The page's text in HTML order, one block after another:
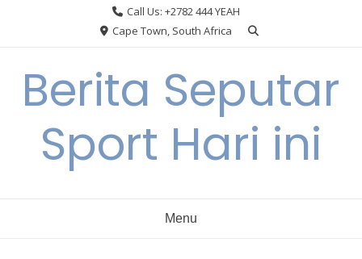
Call Us: +2782 444 YEAH
Cape Town, South Africa
Berita Seputar
Sport Hari ini
Menu